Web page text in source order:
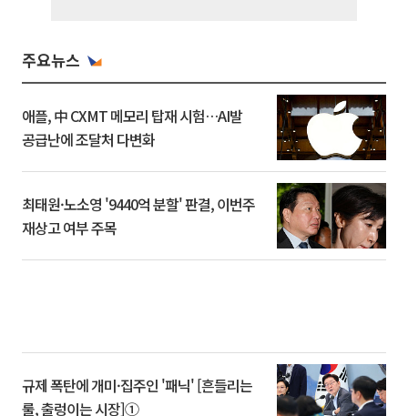
주요뉴스
애플, 中 CXMT 메모리 탑재 시험…AI발
공급난에 조달처 다변화
최태원·노소영 '9440억 분할' 판결, 이번주
재상고 여부 주목
규제 폭탄에 개미·집주인 '패닉' [흔들리는
룰, 출렁이는 시장]①